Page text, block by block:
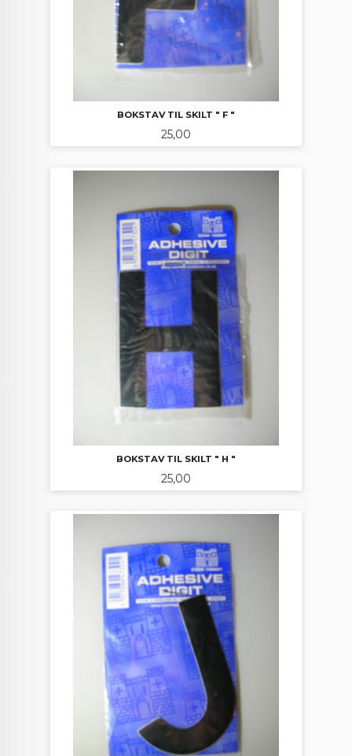
BOKSTAV TIL SKILT " F "
Pris
25,00
BOKSTAV TIL SKILT " H "
Pris
25,00